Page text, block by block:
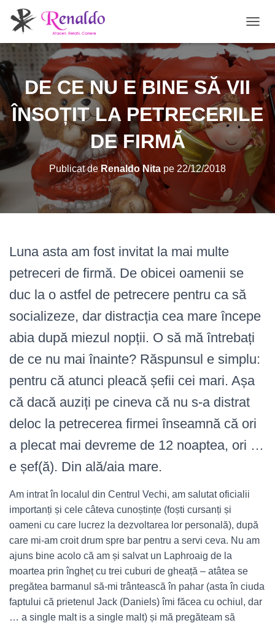
O
T
Ă
N
A
V
I
G
R
A
DE CE NU E BINE SĂ VII
ÎNSOȚIT LA PETRECERILE
DE FIRMĂ
Publicat de Renaldo Nita pe 22/12/2018
Luna asta am fost invitat la mai multe
petreceri de firmă. De obicei oamenii se
duc la o astfel de petrecere pentru ca să
socializeze, dar distracția cea mare începe
abia după miezul nopții. O să mă întrebați
de ce nu mai înainte? Răspunsul e simplu:
pentru că atunci pleacă șefii cei mari. Așa
că dacă auziți pe cineva că nu s-a distrat
deloc la petrecerea firmei înseamnă că ori
a plecat mai devreme de 12 noaptea, ori …
e șef(ă). Din ală/aia mare.
Am intrat în localul din Centrul Vechi, am salutat oficialii
importanți și cele câteva cunoștințe (foști cursanți și
oameni cu care lucrez la dezvoltarea lor personală), după
care mi-am croit drum spre bar pentru a servi ceva. Nu am
ajuns bine acolo că am și salvat un Laphroaig de la
moartea prin îngheț cu trei cuburi de gheață – atâtea se
pregătea barmanul să-mi trântească în pahar (asta în ciuda
faptului că prietenul Jack (Daniels) îmi făcea cu ochiul, dar
… a single malt is a single malt) și mă pregăteam să